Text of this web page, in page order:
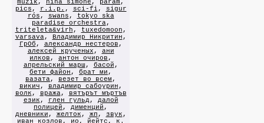
muzik , nina simone , param ,
pics , r.i.p. , sci-fi ,
sigur
rós , swans ,
tokyo ska
paradise orchestra,
triteleta&virh , tuxedomoon ,
varsava, Владимир Никритин ,
ГрОб , александр нестеров ,
алексей крученых , ани
илков , антон очиров ,
апрельский марш , басой ,
бети файон , брат ми ,
вазата, везет во всем ,
викич , владимир сабоурин ,
волк , вража,
вятърът мъртъв
език , глен гульд, далой
полицей , дименций ,
дневники , желток , жп , звук ,
иван козлов , ио , йейтс , к.